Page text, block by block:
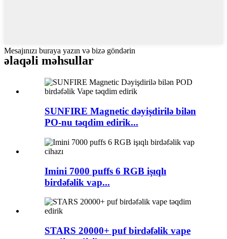
Mesajınızı buraya yazın və bizə göndərin
əlaqəli məhsullar
SUNFIRE Magnetic dəyişdirilə bilən
PO-nu təqdim edirik...
Imini 7000 puffs 6 RGB işıqlı
birdəfəlik vap...
STARS 20000+ puf birdəfəlik vape